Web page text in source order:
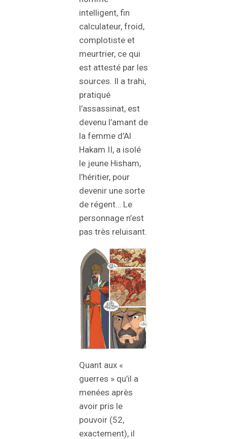
intelligent, fin
calculateur, froid,
complotiste et
meurtrier, ce qui
est attesté par les
sources. Il a trahi,
pratiqué
l’assassinat, est
devenu l’amant de
la femme d’Al
Hakam II, a isolé
le jeune Hisham,
l’héritier, pour
devenir une sorte
de régent… Le
personnage n’est
pas très reluisant.
Quant aux «
guerres » qu’il a
menées après
avoir pris le
pouvoir (52,
exactement), il